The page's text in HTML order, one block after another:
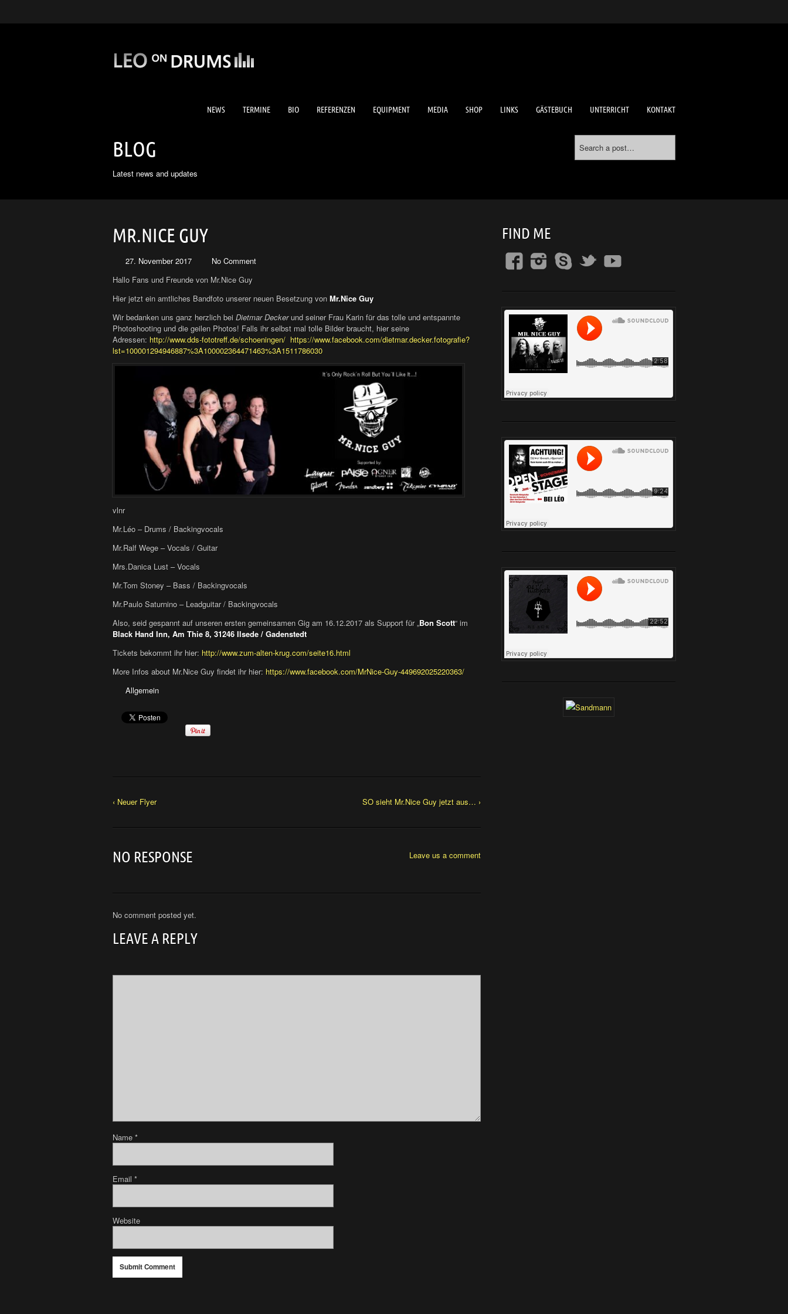
NEWS TERMINE BIO REFERENZEN EQUIPMENT MEDIA SHOP LINKS GÄSTEBUCH UNTERRICHT KONTAKT
BLOG
Latest news and updates
MR.NICE GUY
27. November 2017
No Comment
Hallo Fans und Freunde von Mr.Nice Guy
Hier jetzt ein amtliches Bandfoto unserer neuen Besetzung von Mr.Nice Guy
Wir bedanken uns ganz herzlich bei Dietmar Deckerund seiner Frau Karin für das tolle und entspannte
Photoshooting und die geilen Photos! Falls ihr selbst mal tolle Bilder braucht, hier seine
Adressen: http://www.dds-fototreff.de/schoeningen/ https://www.facebook.com/dietmar.decker.fotografie?
lst=100001294946887%3A100002364471463%3A1511786030
vlnr
Mr.Léo – Drums / Backingvocals
Mr.Ralf Wege – Vocals / Guitar
Mrs.Danica Lust – Vocals
Mr.Tom Stoney – Bass / Backingvocals
Mr.Paulo Saturnino – Leadguitar / Backingvocals
Also, seid gespannt auf unseren ersten gemeinsamen Gig am 16.12.2017 als Support für „Bon Scott“ im
Black Hand Inn, Am Thie 8, 31246 Ilsede / Gadenstedt
Tickets bekommt ihr hier: http://www.zum-alten-krug.com/seite16.html
More Infos about Mr.Nice Guy findet ihr hier: https://www.facebook.com/MrNice-Guy-449692025220363/
Allgemein
‹ Neuer Flyer SO sieht Mr.Nice Guy jetzt aus… ›
NO RESPONSE Leave us a comment
No comment posted yet.
LEAVE A REPLY
Name *
Email *
Website
FIND ME